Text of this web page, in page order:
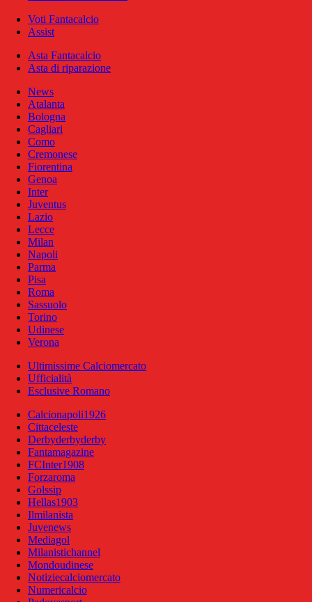
Voti Fantacalcio
Assist
Asta Fantacalcio
Asta di riparazione
News
Atalanta
Bologna
Cagliari
Como
Cremonese
Fiorentina
Genoa
Inter
Juventus
Lazio
Lecce
Milan
Napoli
Parma
Pisa
Roma
Sassuolo
Torino
Udinese
Verona
Ultimissime Calciomercato
Ufficialità
Esclusive Romano
Calcionapoli1926
Cittaceleste
Derbyderbyderby
Fantamagazine
FCInter1908
Forzaroma
Golssip
Hellas1903
Ilmilanista
Juvenews
Mediagol
Milanistichannel
Mondoudinese
Notiziecalciomercato
Numericalcio